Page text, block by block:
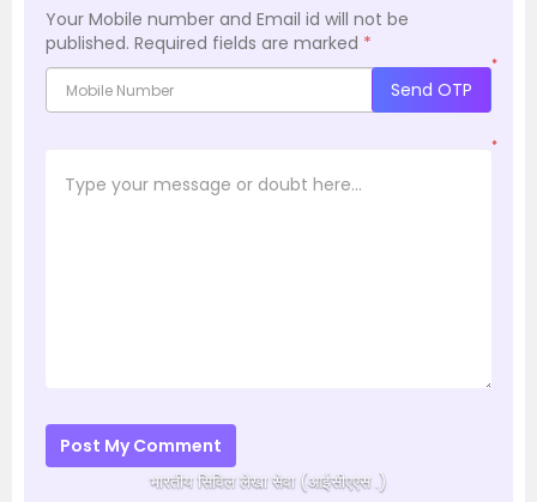
भारतीय सिविल लेखा सेवा (आईसीएएस .)
Your Mobile number and Email id will not be
published. Required fields are marked *
*
Send OTP
*
Post My Comment